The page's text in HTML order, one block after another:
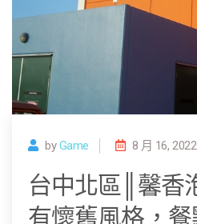
byGame 8 月 16, 2022
台中北區║馨香
有懷舊風格，